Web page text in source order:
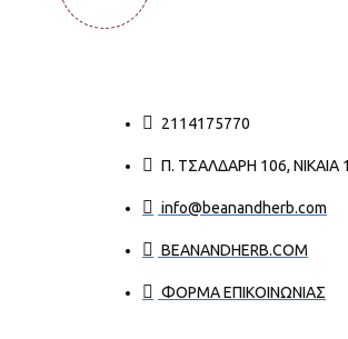
2114175770
Π. ΤΣΑΛΔΆΡΗ 106, ΝΊΚΑΙΑ
info@beanandherb.com
BEANANDHERB.COM
ΦΟΡΜΑ ΕΠΙΚΟΙΝΩΝΙΑΣ